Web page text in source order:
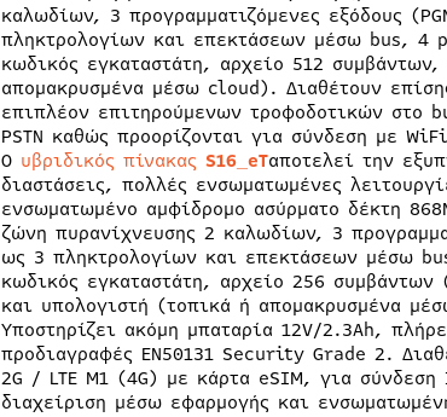
καλωδίων, 3 προγραμματιζόμενες εξόδους
πληκτρολογίων και επεκτάσεων μέσω bus,
κωδικός εγκαταστάτη, αρχείο 512
απομακρυσμένα μέσω cloud). Διαθέτουν
επιπλέον επιτηρούμενων τροφοδοτικών στο
PSTN καθώς προορίζονται για σύνδεση με
Ο υβριδικός πίνακας S16_eTαποτελεί την
διαστάσεις, πολλές ενσωματωμένες
ενσωματωμένο αμφίδρομο ασύρματο δέκτη
ζώνη πυρανίχνευσης 2 καλωδίων, 3
ως 3 πληκτρολογίων και επεκτάσεων μέσω
κωδικός εγκαταστάτη, αρχείο 256
και υπολογιστή (τοπικά ή απομακρυσμένα
Υποστηρίζει ακόμη μπαταρία 12V/2.3Ah,
προδιαγραφές EN50131 Security Grade 2.
2G / LTE M1 (4G) με κάρτα eSIM, για
διαχείριση μέσω εφαρμογής και